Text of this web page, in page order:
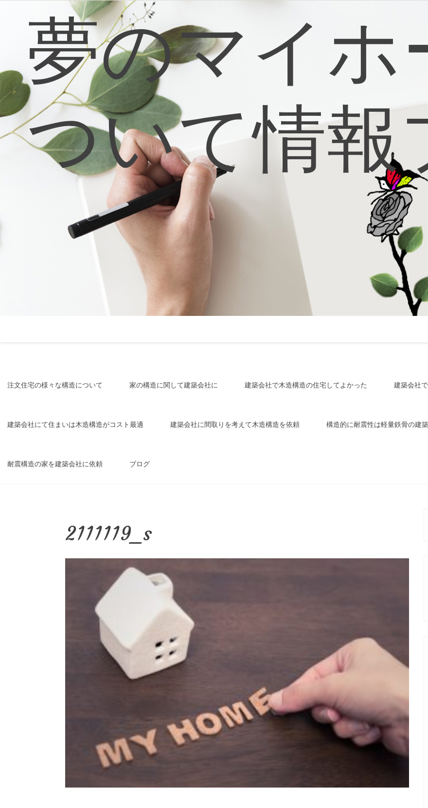
キ
プ
夢のマイホ
ついて情報
注文住宅の様々な構造について 家の構造に関して建築会社に 建築会社で木造構造の住宅してよかった 建築会社
建築会社にて住まいは木造構造がコスト最適 建築会社に間取りを考えて木造構造を依頼 構造的に耐震性は軽量鉄骨の建
耐震構造の家を建築会社に依頼 ブログ
2111119_s